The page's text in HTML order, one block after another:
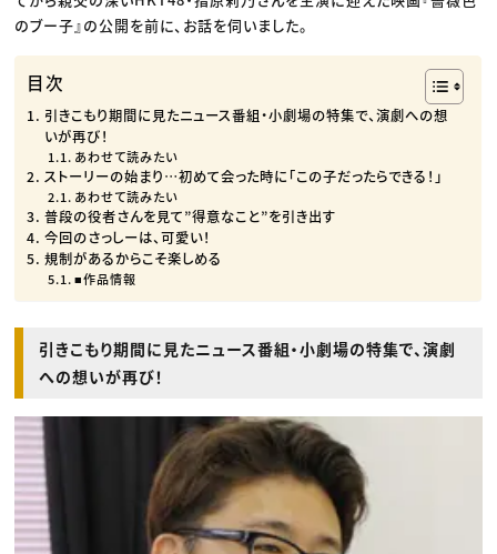
出版
CREATIVE VILLAGEからのお知らせ
のブー子』の公開を前に、お話を伺いました。
目次
引きこもり期間に見たニュース番組・小劇場の特集で、演劇への想
いが再び！
あわせて読みたい
ストーリーの始まり…初めて会った時に「この子だったらできる！」
あわせて読みたい
普段の役者さんを見て”得意なこと”を引き出す
今回のさっしーは、可愛い！
規制があるからこそ楽しめる
■作品情報
引きこもり期間に見たニュース番組・小劇場の特集で、演劇
への想いが再び！